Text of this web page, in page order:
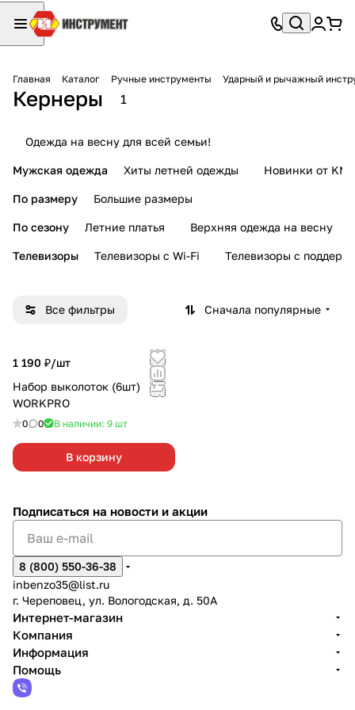
Главная Каталог Ручные инструменты Ударный и рычажный
Кернеры 1
Одежда на весну для всей семьи!
Мужская одежда Хиты летней одежды Новинки от KMI
По размеру Большие размеры
По сезону Летние платья Верхняя одежда на весну
Телевизоры Телевизоры с Wi-Fi Телевизоры с
Все фильтры Сначала популярные
1 190 ₽/шт
Набор выколоток (6шт)
WORKPRO
0 0 В наличии: 9 шт
В корзину
Подписаться на новости и акции
8 (800) 550-36-38
inbenzo35@list.ru
г. Череповец, ул. Вологодская, д. 50А
Интернет-магазин
Компания
Информация
Помощь